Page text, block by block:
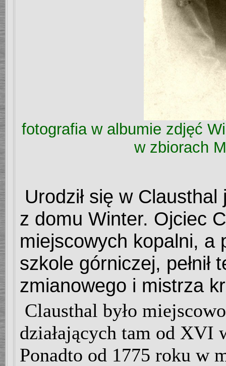
fotografia w albumie zdjęć
w zbiorach
Urodził się w
z domu Winter. Ojciec
miejscowych kopalni, a
szkole górniczej, pełnił
zmianowego i mistrza
Clausthal było
działających tam od XVI
Ponadto od 1775 roku w